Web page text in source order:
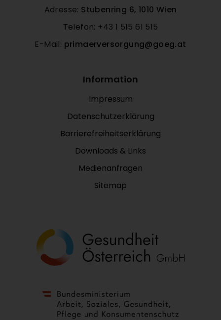
Adresse: Stubenring 6, 1010 Wien
Telefon: +43 1 515 61 515
E-Mail: primaerversorgung@goeg.at
Information
Impressum
Datenschutzerklärung
Barrierefreiheitserklärung
Downloads & Links
Medienanfragen
Sitemap
http://www.goeg.at/
https://www.sozialministerium.at/